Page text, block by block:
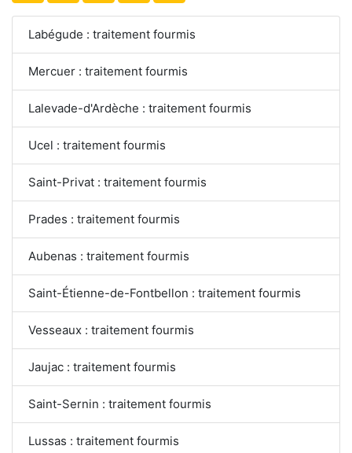
Labégude : traitement fourmis
Mercuer : traitement fourmis
Lalevade-d'Ardèche : traitement fourmis
Ucel : traitement fourmis
Saint-Privat : traitement fourmis
Prades : traitement fourmis
Aubenas : traitement fourmis
Saint-Étienne-de-Fontbellon : traitement fourmis
Vesseaux : traitement fourmis
Jaujac : traitement fourmis
Saint-Sernin : traitement fourmis
Lussas : traitement fourmis